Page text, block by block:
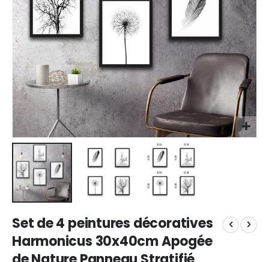
to
the
beginning
of
Set de 4 peintures décoratives
Harmonicus 30x40cm Apogée